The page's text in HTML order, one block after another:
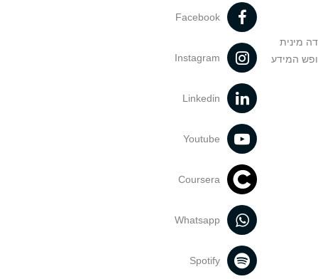
מינית
המידע
Facebook
Instagram
Linkedin
Youtube
Coursera
Whatsapp
Spotify